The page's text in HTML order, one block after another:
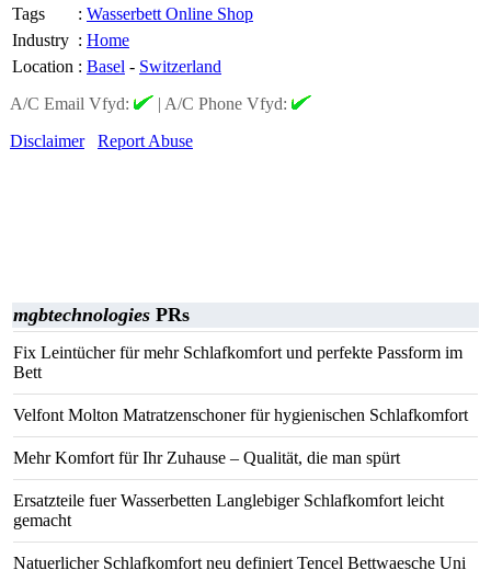
Tags
: Wasserbett Online Shop
Industry : Home
Location : Basel - Switzerland
A/C Email Vfyd:
| A/C Phone Vfyd:
Disclaimer
Report Abuse
mgbtechnologies PRs
Fix Leintücher für mehr Schlafkomfort und perfekte Passform im
Bett
Velfont Molton Matratzenschoner für hygienischen Schlafkomfort
Mehr Komfort für Ihr Zuhause – Qualität, die man spürt
Ersatzteile fuer Wasserbetten Langlebiger Schlafkomfort leicht
gemacht
Natuerlicher Schlafkomfort neu definiert Tencel Bettwaesche Uni